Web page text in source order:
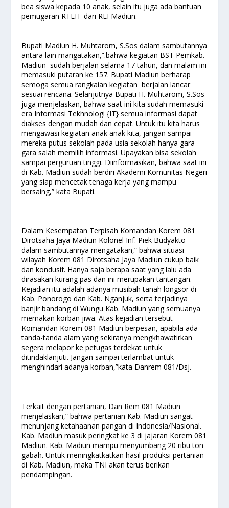
bea siswa kepada 10 anak, selain itu juga ada bantuan
pemugaran RTLH dari REI Madiun.
Bupati Madiun H. Muhtarom, S.Sos dalam sambutannya
antara lain mangatakan,”.bahwa kegiatan BST Pemkab.
Madiun sudah berjalan selama 17 tahun, dan malam ini
memasuki putaran ke 157. Bupati Madiun berharap
semoga semua rangkaian kegiatan berjalan lancar
sesuai rencana. Selanjutnya Bupati H. Muhtarom, S.Sos
juga menjelaskan, bahwa saat ini kita sudah memasuki
era Informasi Tekhnologi {IT} semua informasi dapat
diakses dengan mudah dan cepat. Untuk itu kita harus
mengawasi kegiatan anak anak kita, jangan sampai
mereka putus sekolah pada usia sekolah hanya gara-
gara salah memilih informasi. Upayakan bisa sekolah
sampai perguruan tinggi. Diinformasikan, bahwa saat ini
di Kab. Madiun sudah berdiri Akademi Komunitas Negeri
yang siap mencetak tenaga kerja yang mampu
bersaing,” kata Bupati.
Dalam Kesempatan Terpisah Komandan Korem 081
Dirotsaha Jaya Madiun Kolonel Inf. Piek Budyakto
dalam sambutannya mengatakan,” bahwa situasi
wilayah Korem 081 Dirotsaha Jaya Madiun cukup baik
dan kondusif. Hanya saja berapa saat yang lalu ada
dirasakan kurang pas dan ini merupakan tantangan.
Kejadian itu adalah adanya musibah tanah longsor di
Kab. Ponorogo dan Kab. Nganjuk, serta terjadinya
banjir bandang di Wungu Kab. Madiun yang semuanya
memakan korban jiwa. Atas kejadian tersebut
Komandan Korem 081 Madiun berpesan, apabila ada
tanda-tanda alam yang sekiranya mengkhawatirkan
segera melapor ke petugas terdekat untuk
ditindaklanjuti. Jangan sampai terlambat untuk
menghindari adanya korban,”kata Danrem 081/Dsj.
Terkait dengan pertanian, Dan Rem 081 Madiun
menjelaskan,” bahwa pertanian Kab. Madiun sangat
menunjang ketahaanan pangan di Indonesia/Nasional.
Kab. Madiun masuk peringkat ke 3 di jajaran Korem 081
Madiun. Kab. Madiun mampu menyumbang 20 ribu ton
gabah. Untuk meningkatkatkan hasil produksi pertanian
di Kab. Madiun, maka TNI akan terus berikan
pendampingan.